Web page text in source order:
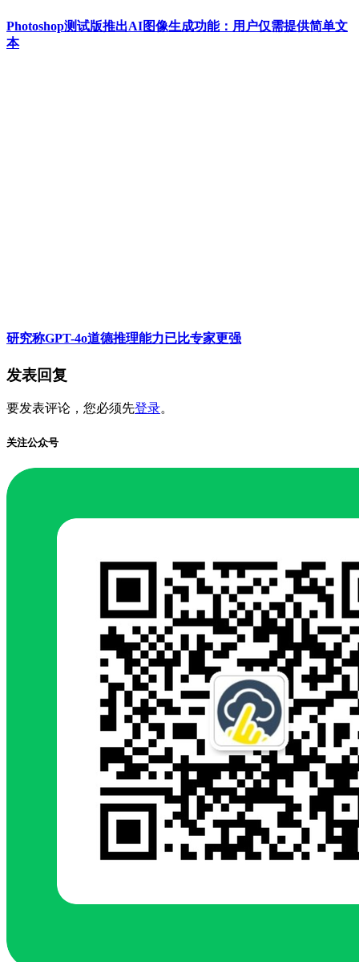
Photoshop测试版推出AI图像生成功能：用户仅需提供简单文
本
研究称GPT-4o道德推理能力已比专家更强
发表回复
要发表评论，您必须先登录。
关注公众号